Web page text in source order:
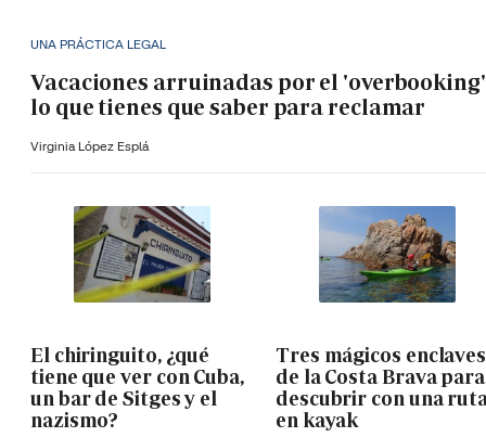
UNA PRÁCTICA LEGAL
Vacaciones arruinadas por el
lo que tienes que saber para reclamar
Virginia López Esplá
El chiringuito, ¿qué
tiene que ver con Cuba,
un bar de Sitges y el
nazismo?
Tres mágicos enclaves
de la Costa Brava para
descubrir con una
en kayak